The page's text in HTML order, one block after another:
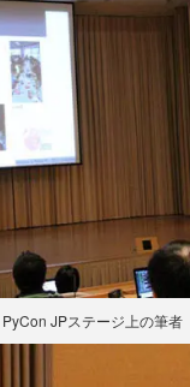
PyCon JPステージ上の筆者